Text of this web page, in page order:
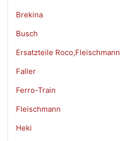
Brekina
Busch
Ersatzteile Roco,Fleischmann
Faller
Ferro-Train
Fleischmann
Heki